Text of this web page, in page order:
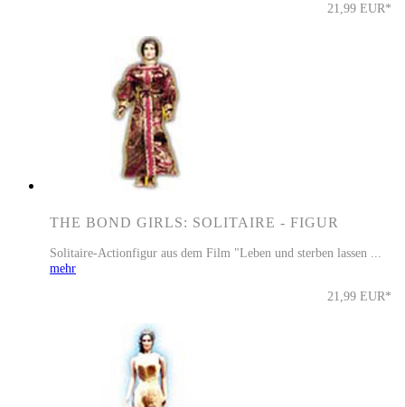
21,99 EUR*
THE BOND GIRLS: SOLITAIRE - FIGUR
Solitaire-Actionfigur aus dem Film "Leben und sterben lassen ...
mehr
21,99 EUR*